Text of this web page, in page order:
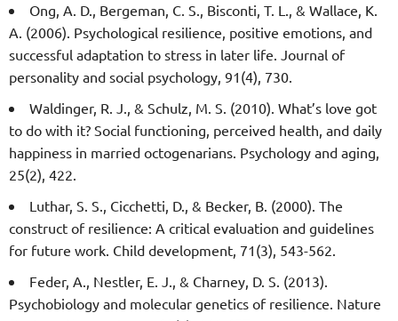
Ong, A. D., Bergeman, C. S., Bisconti, T. L., & Wallace, K.
A. (2006). Psychological resilience, positive emotions, and
successful adaptation to stress in later life. Journal of
personality and social psychology, 91(4), 730.
Waldinger, R. J., & Schulz, M. S. (2010). What’s love got
to do with it? Social functioning, perceived health, and daily
happiness in married octogenarians. Psychology and aging,
25(2), 422.
Luthar, S. S., Cicchetti, D., & Becker, B. (2000). The
construct of resilience: A critical evaluation and guidelines
for future work. Child development, 71(3), 543-562.
Feder, A., Nestler, E. J., & Charney, D. S. (2013).
Psychobiology and molecular genetics of resilience. Nature